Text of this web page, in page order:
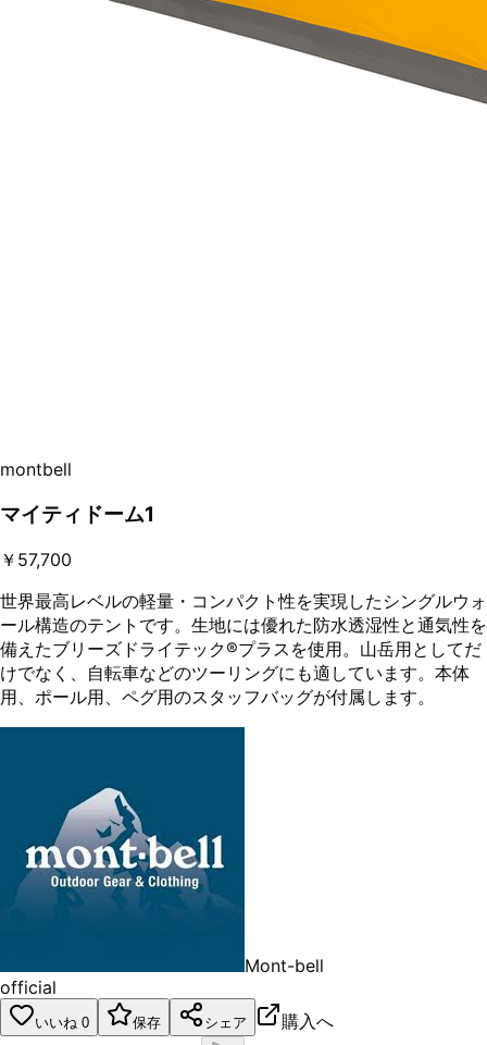
montbell
マイティドーム1
￥57,700
世界最高レベルの軽量・コンパクト性を実現したシングルウォ
ール構造のテントです。生地には優れた防水透湿性と通気性を
備えたブリーズドライテック®プラスを使用。山岳用としてだ
けでなく、自転車などのツーリングにも適しています。本体
用、ポール用、ペグ用のスタッフバッグが付属します。
Mont-bell
official
いいね 0 保存 シェア 購入へ